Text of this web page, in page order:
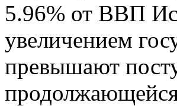
5.96% от ВВП
увеличением
превышают